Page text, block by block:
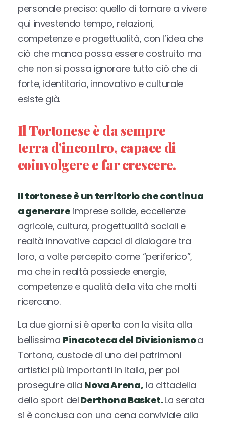
personale preciso: quello di tornare a vivere
qui investendo tempo, relazioni,
competenze e progettualità, con l’idea che
ciò che manca possa essere costruito ma
che non si possa ignorare tutto ciò che di
forte, identitario, innovativo e culturale
esiste già.
Il Tortonese è da sempre
terra d'incontro, capace di
coinvolgere e far crescere.
Il tortonese è un territorio che continua
a generare imprese solide, eccellenze
agricole, cultura, progettualità sociali e
realtà innovative capaci di dialogare tra
loro, a volte percepito come “periferico”,
ma che in realtà possiede energie,
competenze e qualità della vita che molti
ricercano.
La due giorni si è aperta con la visita alla
bellissima Pinacoteca del Divisionismoa
Tortona, custode di uno dei patrimoni
artistici più importanti in Italia, per poi
proseguire alla Nova Arena, la cittadella
dello sport delDerthona Basket.La serata
si è conclusa con una cena conviviale alla